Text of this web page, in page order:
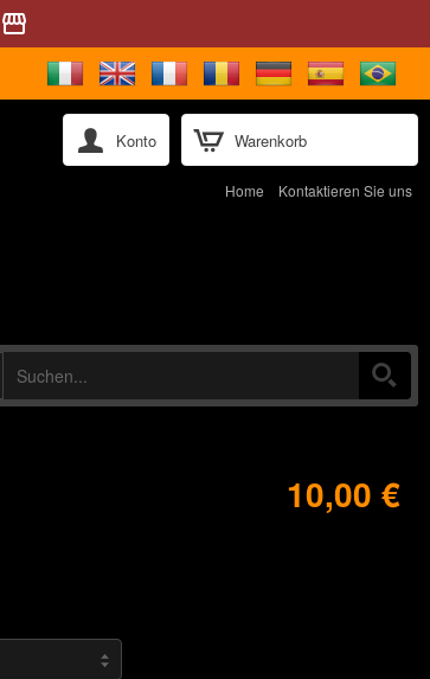
storefront
Warenkorb
Konto
Home Kontaktieren Sie uns
10,00 €